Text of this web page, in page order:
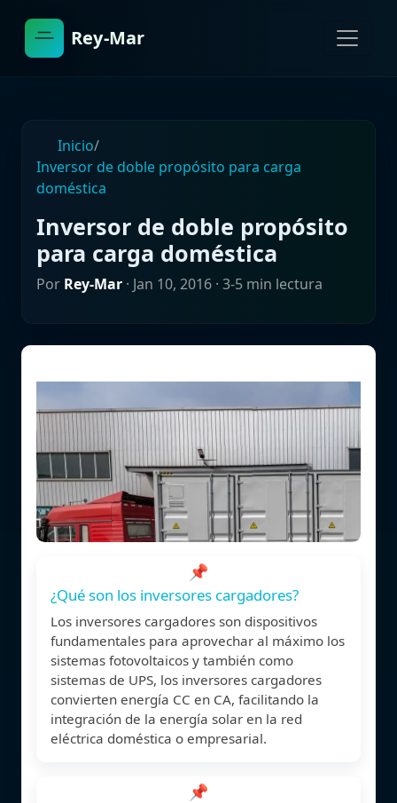
Rey-Mar
Inicio/
Inversor de doble propósito para carga
doméstica
Inversor de doble propósito
para carga doméstica
Por Rey-Mar · Jan 10, 2016 · 3-5 min lectura
📌
¿Qué son los inversores cargadores?
Los inversores cargadores son dispositivos
fundamentales para aprovechar al máximo los
sistemas fotovoltaicos y también como
sistemas de UPS, los inversores cargadores
convierten energía CC en CA, facilitando la
integración de la energía solar en la red
eléctrica doméstica o empresarial.
📌